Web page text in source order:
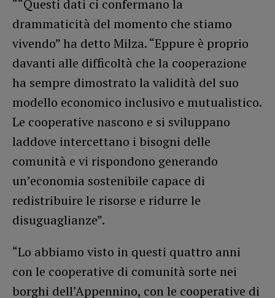
““Questi dati ci confermano la
drammaticità del momento che stiamo
vivendo” ha detto Milza. “Eppure è proprio
davanti alle difficoltà che la cooperazione
ha sempre dimostrato la validità del suo
modello economico inclusivo e mutualistico.
Le cooperative nascono e si sviluppano
laddove intercettano i bisogni delle
comunità e vi rispondono generando
un’economia sostenibile capace di
redistribuire le risorse e ridurre le
disuguaglianze”.
“Lo abbiamo visto in questi quattro anni
con le cooperative di comunità sorte nei
borghi dell’Appennino, con le cooperative di